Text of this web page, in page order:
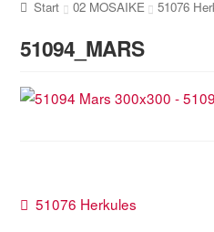
Start 02 MOSAIKE 51076
51094_MARS
Beitragsnavigation
Vorheriger
51076 Herkules